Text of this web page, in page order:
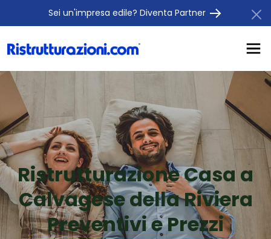
Sei un'impresa edile? Diventa Partner
Ristrutturazione Casa a
Calvagese della Riviera
Preventivi e Prezzi